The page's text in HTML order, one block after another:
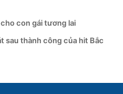
con gái tương lai
sau thành công của hit Bắc